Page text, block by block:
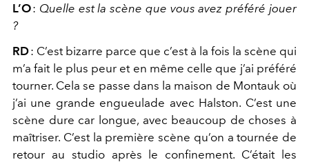
L’O: Quelle est la scène que vous avez préféré jouer
?
RD: C’est bizarre parce que c’est à la fois la scène qui
m’a fait le plus peur et en même celle que j’ai préféré
tourner. Cela se passe dans la maison de Montauk où
j’ai une grande engueulade avec Halston. C’est une
scène dure car longue, avec beaucoup de choses à
maîtriser. C’est la première scène qu’on a tournée de
retour au studio après le confinement. C’était les